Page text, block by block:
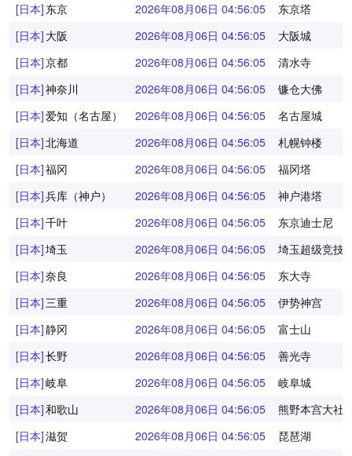
[日本] 东京 2026年08月06日 04:56:05
东京塔
[日本] 大阪 2026年08月06日 04:56:05
大阪城
[日本]京都 2026年08月06日 04:56:05
清水寺
[日本]神奈川 2026年08月06日 04:56:05
镰仓大佛
[日本]爱知（名古屋） 2026年08月06日 04:56:05
名古屋城
[日本]北海道 2026年08月06日 04:56:05
札幌钟楼
[日本]福冈 2026年08月06日 04:56:05
福冈塔
[日本]兵库（神户） 2026年08月06日 04:56:05
神户港塔
[日本]千叶 2026年08月06日 04:56:05
东京迪士尼
[日本]埼玉 2026年08月06日 04:56:05
埼玉超级竞技
[日本]奈良 2026年08月06日 04:56:05
东大寺
[日本]三重 2026年08月06日 04:56:05
伊势神宫
[日本]静冈 2026年08月06日 04:56:05
富士山
[日本]长野 2026年08月06日 04:56:05
善光寺
[日本]岐阜 2026年08月06日 04:56:05
岐阜城
[日本]和歌山 2026年08月06日 04:56:05
熊野本宫大社
[日本]滋贺 2026年08月06日 04:56:05
琵琶湖